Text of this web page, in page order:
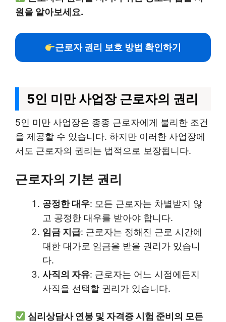
원을 알아보세요.
근로자 권리 보호 방법 확인하기
5인 미만 사업장 근로자의 권리
5인 미만 사업장은 종종 근로자에게 불리한 조건
을 제공할 수 있습니다. 하지만 이러한 사업장에
서도 근로자의 권리는 법적으로 보장됩니다.
근로자의 기본 권리
공정한 대우: 모든 근로자는 차별받지 않
고 공정한 대우를 받아야 합니다.
임금 지급: 근로자는 정해진 근로 시간에
대한 대가로 임금을 받을 권리가 있습니
다.
사직의 자유: 근로자는 어느 시점에든지
사직을 선택할 권리가 있습니다.
심리상담사 연봉 및 자격증 시험 준비의 모든